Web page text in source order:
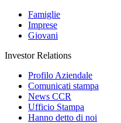
Famiglie
Imprese
Giovani
Investor Relations
Profilo Aziendale
Comunicati stampa
News CCR
Ufficio Stampa
Hanno detto di noi